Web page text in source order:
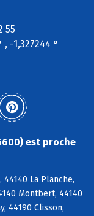
55
-1,327244 °
est proche
La Planche,
Montbert, 44140
44190 Clisson,